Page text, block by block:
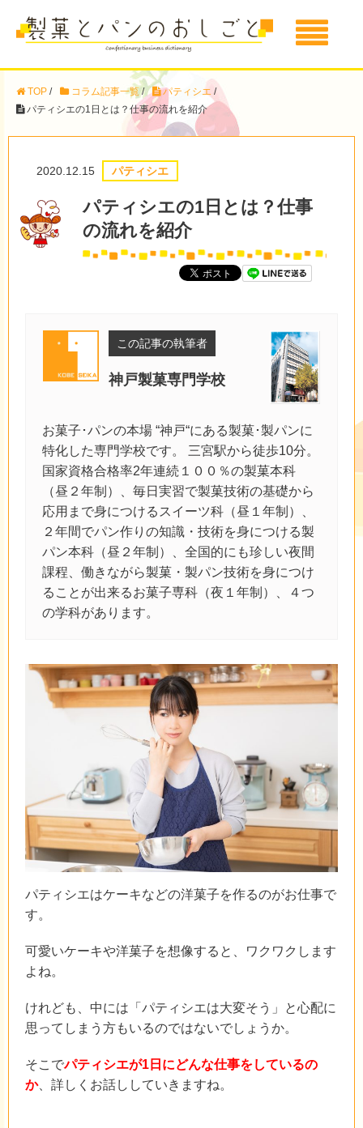
TOP / コラム記事一覧 / パティシエ /
パティシエの1日とは？仕事の流れを紹介
2020.12.15 パティシエ
パティシエの1日とは？仕事
の流れを紹介
この記事の執筆者
神戸製菓専門学校
お菓子･パンの本場 “神戸“にある製菓･製パンに
特化した専門学校です。 三宮駅から徒歩10分。
国家資格合格率2年連続１００％の製菓本科
（昼２年制）、毎日実習で製菓技術の基礎から
応用まで身につけるスイーツ科（昼１年制）、
２年間でパン作りの知識・技術を身につける製
パン本科（昼２年制）、全国的にも珍しい夜間
課程、働きながら製菓・製パン技術を身につけ
ることが出来るお菓子専科（夜１年制）、４つ
の学科があります。
パティシエはケーキなどの洋菓子を作るのがお仕事で
す。
可愛いケーキや洋菓子を想像すると、ワクワクします
よね。
けれども、中には「パティシエは大変そう」と心配に
思ってしまう方もいるのではないでしょうか。
そこでパティシエが1日にどんな仕事をしているの
か、詳しくお話ししていきますね。